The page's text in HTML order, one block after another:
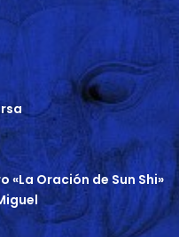
«La Oración de Sun Shi»